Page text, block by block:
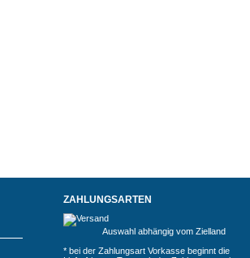
ZAHLUNGSARTEN
Auswahl abhängig vom Zielland
* bei der Zahlungsart Vorkasse beginnt die